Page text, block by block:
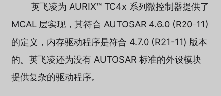
英飞凌为 AURIX™ TC4x 系列微控制器提供了
MCAL 层实现，其符合 AUTOSAR 4.6.0 (R20-11)
的定义，内存驱动程序是符合 4.7.0 (R21-11) 版本
的。英飞凌还为没有 AUTOSAR 标准的外设模块
提供复杂的驱动程序。